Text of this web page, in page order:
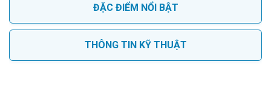
ĐẶC ĐIỂM NỔI BẬT
THÔNG TIN KỸ THUẬT